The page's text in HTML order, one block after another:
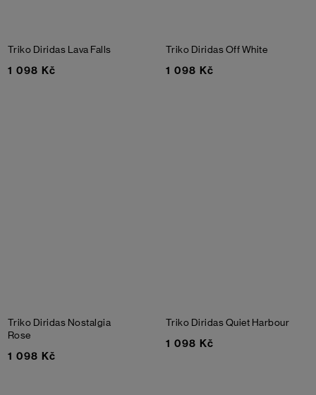
Triko Diridas Lava Falls
1 098 Kč
Triko DiridasOff White
1 098 Kč
Triko Diridas Nostalgia
Rose
1 098 Kč
Triko DiridasQuiet Harbour
1 098 Kč